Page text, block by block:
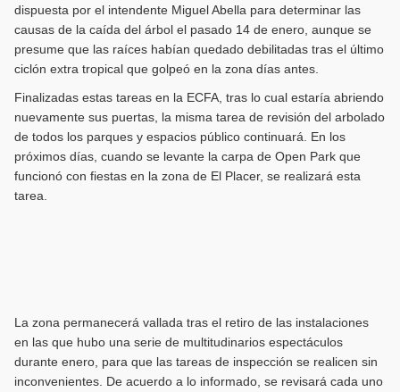
dispuesta por el intendente Miguel Abella para determinar las
causas de la caída del árbol el pasado 14 de enero, aunque se
presume que las raíces habían quedado debilitadas tras el último
ciclón extra tropical que golpeó en la zona días antes.
Finalizadas estas tareas en la ECFA, tras lo cual estaría abriendo
nuevamente sus puertas, la misma tarea de revisión del arbolado
de todos los parques y espacios público continuará. En los
próximos días, cuando se levante la carpa de Open Park que
funcionó con fiestas en la zona de El Placer, se realizará esta
tarea.
La zona permanecerá vallada tras el retiro de las instalaciones
en las que hubo una serie de multitudinarios espectáculos
durante enero, para que las tareas de inspección se realicen sin
inconvenientes. De acuerdo a lo informado, se revisará cada uno